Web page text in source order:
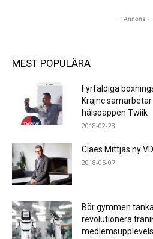
- Annons -
MEST POPULÄRA
Fyrfaldiga
Krajnc
hälsoappen Twiik
2018-02-28
Claes Mittjas ny
2018-05-07
Bör gymmen
revolutionera